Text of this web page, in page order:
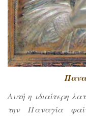
Αυτή η ιδιαίτερη
την Παναγία